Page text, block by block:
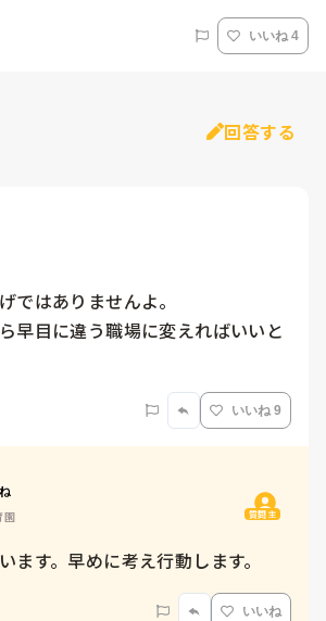
いいね 4
回答する
ではありませんよ。
早目に違う職場に変えればいいと
いいね 9
園 質問主
ます。早めに考え行動します。
いいね